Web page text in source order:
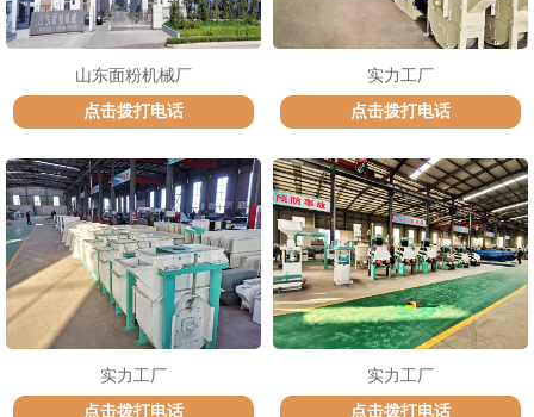
山东面粉机械厂
点击拨打电话
实力工厂
点击拨打电话
实力工厂
点击拨打电话
实力工厂
点击拨打电话